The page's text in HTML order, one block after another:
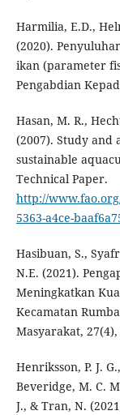
Harmilia, E.D.,
(2020).
ikan (parameter
Pengabdian
Hasan, M. R.,
(2007). Study and
sustainable
Technical Paper.
http://
5363-a4ce-
Hasibuan, S.,
N.E. (2021).
Meningkatkan
Kecamatan
Masyarakat,
Henriksson, P. J.
Beveridge, M. C.
J., & Tran, N.